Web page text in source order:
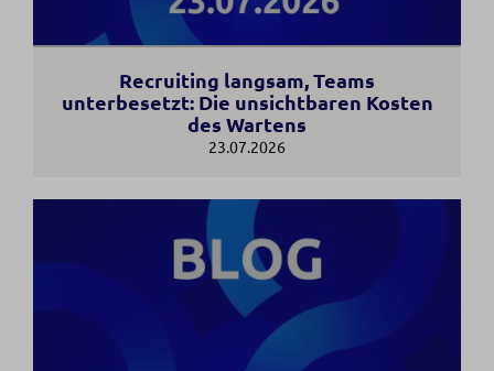
Recruiting langsam, Teams
unterbesetzt: Die unsichtbaren Kosten
des Wartens
23.07.2026